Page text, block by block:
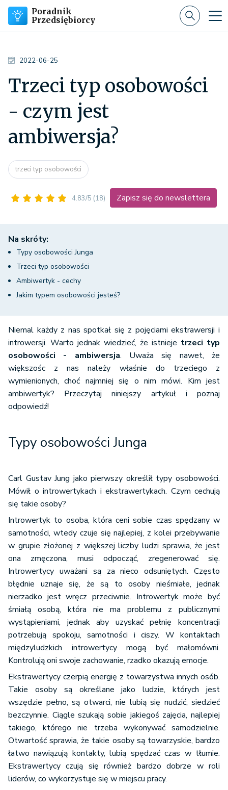
Poradnik
Przedsiębiorcy
2022-06-25
Trzeci typ osobowości
- czym jest
ambiwersja?
trzeci typ osobowości
4.83/5 (18) Zapisz się do newslettera
Na skróty:
Typy osobowości Junga
Trzeci typ osobowości
Ambiwertyk - cechy
Jakim typem osobowości jesteś?
Niemal każdy z nas spotkał się z pojęciami ekstrawersji i
introwersji. Warto jednak wiedzieć, że istnieje trzeci typ
osobowości - ambiwersja. Uważa się nawet, że
większośc z nas należy właśnie do trzeciego z
wymienionych, choć najmniej się o nim mówi. Kim jest
ambiwertyk? Przeczytaj niniejszy artykuł i poznaj
odpowiedź!
Typy osobowości Junga
Carl Gustav Jung jako pierwszy określił typy osobowości.
Mówił o introwertykach i ekstrawertykach. Czym cechują
się takie osoby?
Introwertyk to osoba, która ceni sobie czas spędzany w
samotności, wtedy czuje się najlepiej, z kolei przebywanie
w grupie złożonej z większej liczby ludzi sprawia, że jest
ona zmęczona, musi odpocząć, zregenerować się.
Introwertycy uważani są za nieco odsuniętych. Często
błędnie uznaje się, że są to osoby nieśmiałe, jednak
nierzadko jest wręcz przeciwnie. Introwertyk może być
śmiałą osobą, która nie ma problemu z publicznymi
wystąpieniami, jednak aby uzyskać pełnię koncentracji
potrzebują spokoju, samotności i ciszy. W kontaktach
międzyludzkich introwertycy mogą być małomówni.
Kontrolują oni swoje zachowanie, rzadko okazują emocje.
Ekstrawertycy czerpią energię z towarzystwa innych osób.
Takie osoby są określane jako ludzie, których jest
wszędzie pełno, są otwarci, nie lubią się nudzić, siedzieć
bezczynnie. Ciągle szukają sobie jakiegoś zajęcia, najlepiej
takiego, którego nie trzeba wykonywać samodzielnie.
Otwartość sprawia, że takie osoby są towarzyskie, bardzo
łatwo nawiązują kontakty, lubią spędzać czas w tłumie.
Ekstrawertycy czują się również bardzo dobrze w roli
liderów, co wykorzystuje się w miejscu pracy.